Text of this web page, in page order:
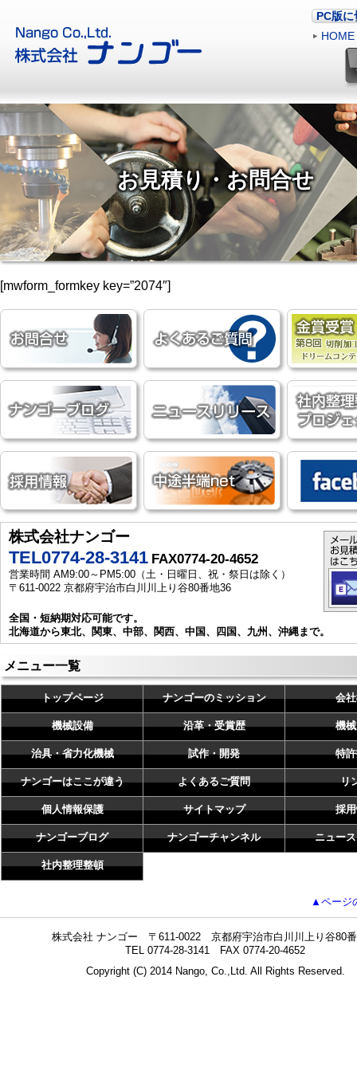
PC版に
HOME
お見積り・お問合せ
[mwform_formkey key=”2074″]
株式会社ナンゴー
TEL0774-28-3141 FAX0774-20-4652
営業時間 AM9:00～PM5:00（土・日曜日、祝・祭日は除く）
〒611-0022 京都府宇治市白川川上り谷80番地36
全国・短納期対応可能です。
北海道から東北、関東、中部、関西、中国、四国、九州、沖縄まで。
メニュー一覧
トップページ ナンゴーのミッション 会
機械設備 沿革・受賞歴 機
治具・省力化機械 試作・開発 特
ナンゴーはここが違う よくあるご質問 リ
個人情報保護 サイトマップ 採
ナンゴーブログ ナンゴーチャンネル ニュー
社内整理整頓
▲ページ
株式会社 ナンゴー 〒611-0022 京都府宇治市白川川上り谷80
TEL 0774-28-3141 FAX 0774-20-4652
Copyright (C) 2014 Nango, Co.,Ltd. All Rights Reserved.